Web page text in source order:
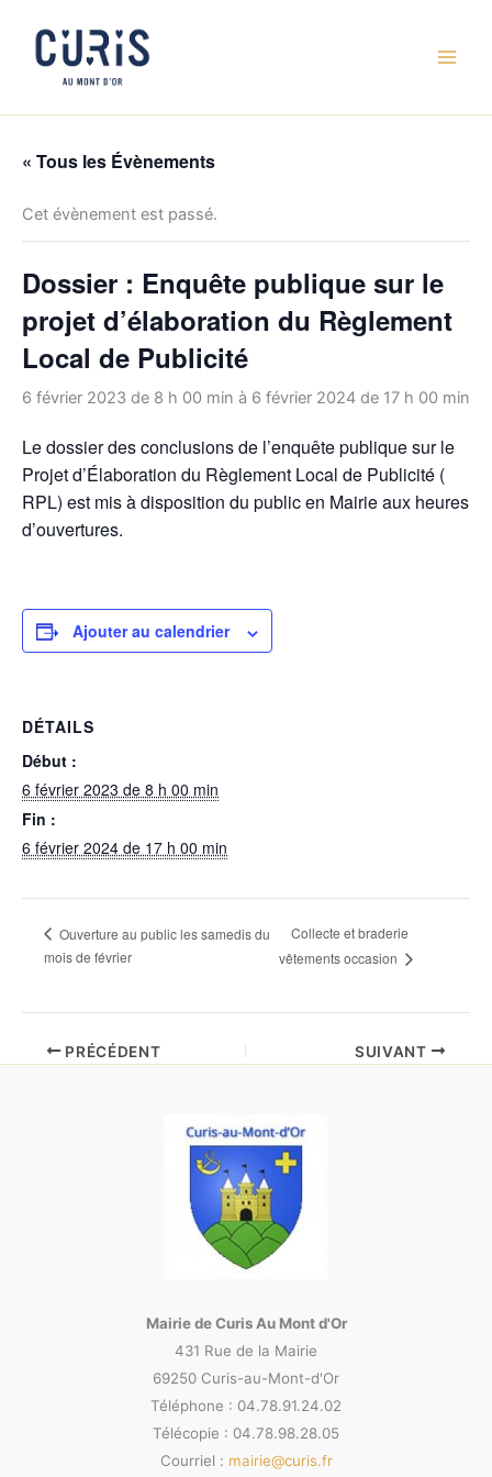
contenu
« Tous les Évènements
Cet évènement est passé.
Dossier : Enquête publique sur le
projet d’élaboration du Règlement
Local de Publicité
6 février 2023 de 8 h 00 min à 6 février 2024 de 17 h 00 min
Le dossier des conclusions de l’enquête publique sur le
Projet d’Élaboration du Règlement Local de Publicité (
RPL) est mis à disposition du public en Mairie aux heures
d’ouvertures.
Ajouter au calendrier
DÉTAILS
Début :
6 février 2023 de 8 h 00 min
Fin :
6 février 2024 de 17 h 00 min
Ouverture au public les samedis du
mois de février
Collecte et braderie
vêtements occasion
PRÉCÉDENT SUIVANT
Mairie de Curis Au Mont d'Or
431 Rue de la Mairie
69250 Curis-au-Mont-d'Or
Téléphone : 04.78.91.24.02
Télécopie : 04.78.98.28.05
Courriel : mairie@curis.fr